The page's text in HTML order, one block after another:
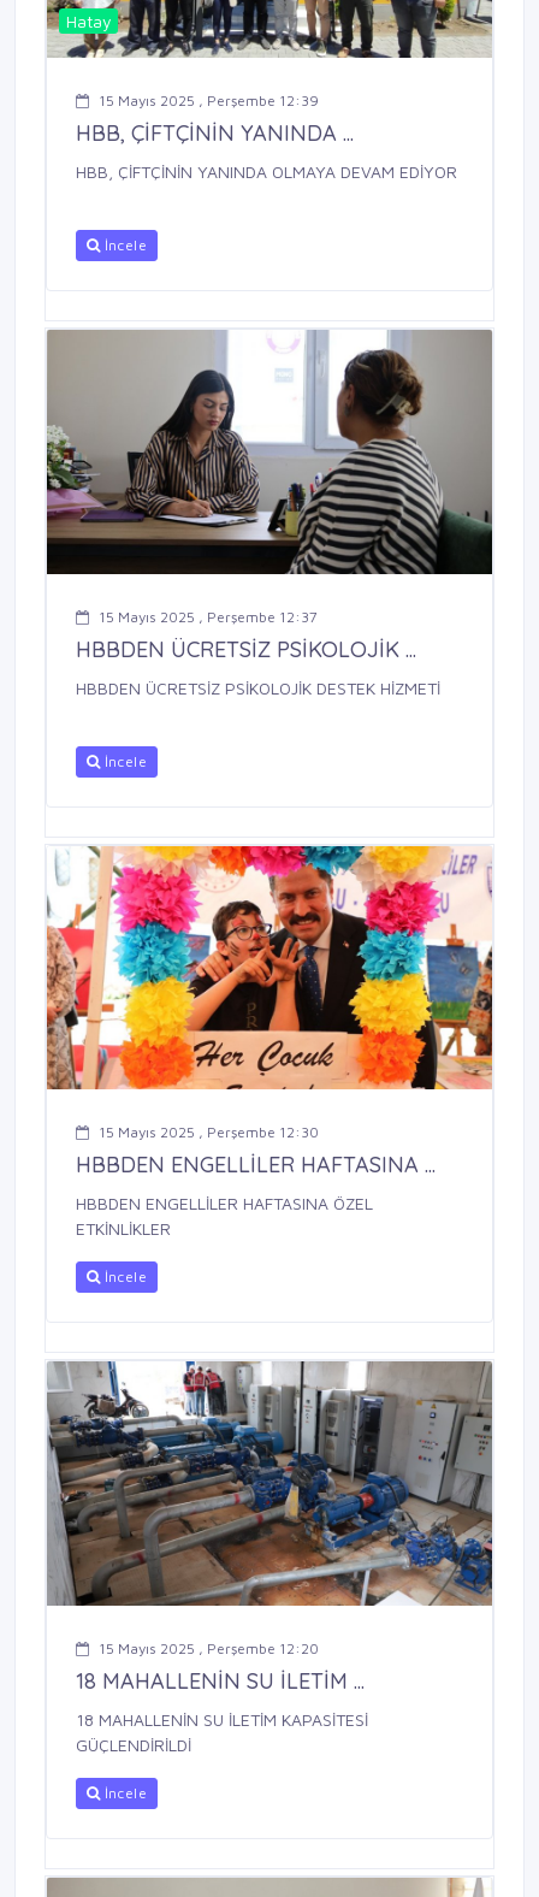
Hatay
15 Mayıs 2025 , Perşembe 12:39
HBB, ÇİFTÇİNİN YANINDA ...
HBB, ÇİFTÇİNİN YANINDA OLMAYA DEVAM EDİYOR
İncele
15 Mayıs 2025 , Perşembe 12:37
HBBDEN ÜCRETSİZ PSİKOLOJİK ...
HBBDEN ÜCRETSİZ PSİKOLOJİK DESTEK HİZMETİ
İncele
15 Mayıs 2025 , Perşembe 12:30
HBBDEN ENGELLİLER HAFTASINA ...
HBBDEN ENGELLİLER HAFTASINA ÖZEL
ETKİNLİKLER
İncele
15 Mayıs 2025 , Perşembe 12:20
18 MAHALLENİN SU İLETİM ...
18 MAHALLENİN SU İLETİM KAPASİTESİ
GÜÇLENDİRİLDİ
İncele